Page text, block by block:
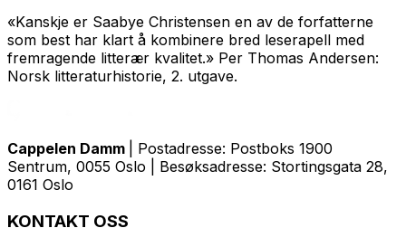
«Kanskje er Saabye Christensen en av de forfatterne
som best har klart å kombinere bred leserapell med
fremragende litterær kvalitet.» Per Thomas Andersen:
Norsk litteraturhistorie, 2. utgave.
Cappelen Damm
| Postadresse: Postboks 1900
Sentrum, 0055 Oslo | Besøksadresse: Stortingsgata 28,
0161 Oslo
KONTAKT OSS